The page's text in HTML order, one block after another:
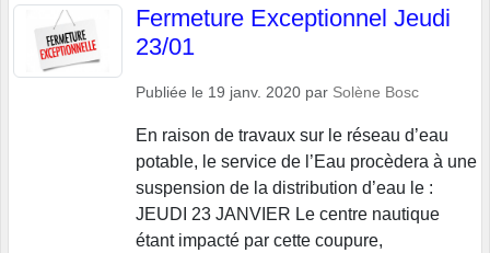
Fermeture Exceptionnel Jeudi
23/01
Publiée le 19 janv. 2020 par Solène Bosc
En raison de travaux sur le réseau d’eau
potable, le service de l’Eau procèdera à une
suspension de la distribution d’eau le :
JEUDI 23 JANVIER Le centre nautique
étant impacté par cette coupure,